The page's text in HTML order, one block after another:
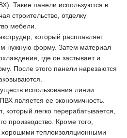
Такие панели используются в
строительство, отделку
мебели.
который расплавляет
нужную форму. Затем материал
где он застывает и
После этого панели нарезаются
использования линии
является ее экономичность.
легко перерабатывается,
производство. Кроме того,
теплоизоляционными